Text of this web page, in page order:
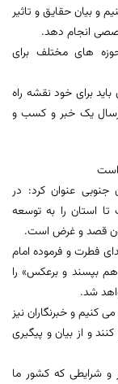
و بیان حقایق و تاثیر
انجام دهد.
های مختلف برای
باید برای خود نقشه راه
یک خبر و کسب و
است
جنوبی عنوان کرد: در
استان را به توسعه
قصد و غرض است.
فطرت و فرموده امام
بپسند و برعکس» را
شد.
کنیم و خبرنگاران نیز
و از بیان و پیگیری
و شرایطی که کشور ما